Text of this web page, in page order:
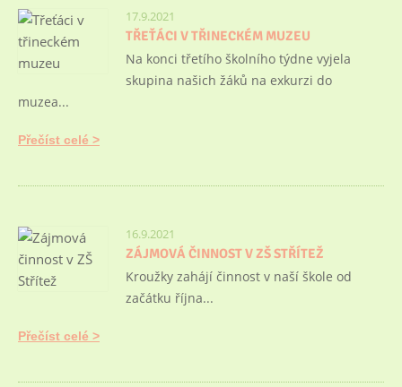
17.9.2021
TŘEŤÁCI V TŘINECKÉM MUZEU
Na konci třetího školního týdne vyjela
skupina našich žáků na exkurzi do
muzea...
Přečíst celé
16.9.2021
ZÁJMOVÁ ČINNOST V ZŠ STŘÍTEŽ
Kroužky zahájí činnost v naší škole od
začátku října...
Přečíst celé